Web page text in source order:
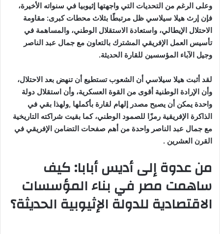
وعلى الرغم من التحديات التي واجهتها إثيوبيا في سنواته الأخيرة،
فإن إرث هيلا سيلاسي ظل مرتبطًا بثلاث محطات كبرى: مقاومة
الاحتلال الإيطالي، واستعادة الاستقلال الوطني، والمساهمة في
تأسيس العمل الإفريقي المشترك بالتعاون مع جمال عبد الناصر
وجيل الآباء المؤسسين للقارة الحديثة.
لقد أثبت هيلا سيلاسي أن الشعوب تستطيع أن تنهض بعد الاحتلال،
وأن الإرادة الوطنية أقوى من القوة العسكرية، وأن استقلال دولة
واحدة يمكن أن يصبح مصدر إلهام لقارة بأكملها ,ولهذا بقي في
الذاكرة الإفريقية رمزًا للصمود الوطني، كما بقيت شراكته التاريخية
مع جمال عبد الناصر واحدة من أهم صفحات التضامن الإفريقي في
القرن العشرين .
من عدوة إلى أديس أبابا: كيف
ساهمت مصر في بناء المؤسسات
الاقتصادية للدولة الإثيوبية الحديثة؟